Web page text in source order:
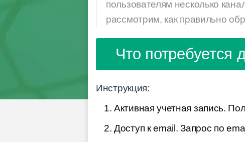
пользователям несколько
рассмотрим, как правильно
Что
Инструкция:
Активная учетная запись.
Доступ к email. Запрос по